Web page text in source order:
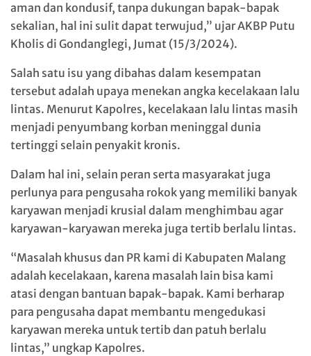
aman dan kondusif, tanpa dukungan bapak-bapak
sekalian, hal ini sulit dapat terwujud,” ujar AKBP Putu
Kholis di Gondanglegi, Jumat (15/3/2024).
Salah satu isu yang dibahas dalam kesempatan
tersebut adalah upaya menekan angka kecelakaan lalu
lintas. Menurut Kapolres, kecelakaan lalu lintas masih
menjadi penyumbang korban meninggal dunia
tertinggi selain penyakit kronis.
Dalam hal ini, selain peran serta masyarakat juga
perlunya para pengusaha rokok yang memiliki banyak
karyawan menjadi krusial dalam menghimbau agar
karyawan-karyawan mereka juga tertib berlalu lintas.
“Masalah khusus dan PR kami di Kabupaten Malang
adalah kecelakaan, karena masalah lain bisa kami
atasi dengan bantuan bapak-bapak. Kami berharap
para pengusaha dapat membantu mengedukasi
karyawan mereka untuk tertib dan patuh berlalu
lintas,” ungkap Kapolres.